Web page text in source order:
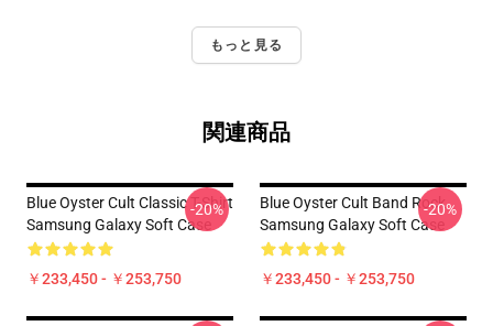
もっと見る
関連商品
Blue Oyster Cult Classic T-Shirt
Samsung Galaxy Soft Case
￥233,450 - ￥253,750
-20%
Blue Oyster Cult Band Rock
Samsung Galaxy Soft Case
￥233,450 - ￥253,750
-20%